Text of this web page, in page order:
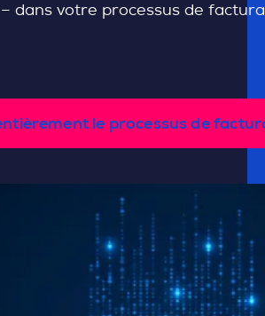
dans votre processus de
le processus de